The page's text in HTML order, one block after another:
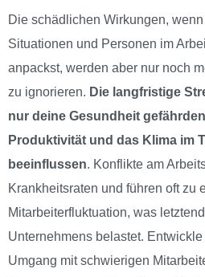
Die schädlichen Wirkungen,
Situationen und Personen im
anpackst, werden aber nur noch
zu ignorieren. Die langfristige
nur deine Gesundheit
Produktivität und das Klima im
beeinflussen. Konflikte am
Krankheitsraten und führen oft zu
Mitarbeiterfluktuation, was
Unternehmens belastet.
Umgang mit schwierigen